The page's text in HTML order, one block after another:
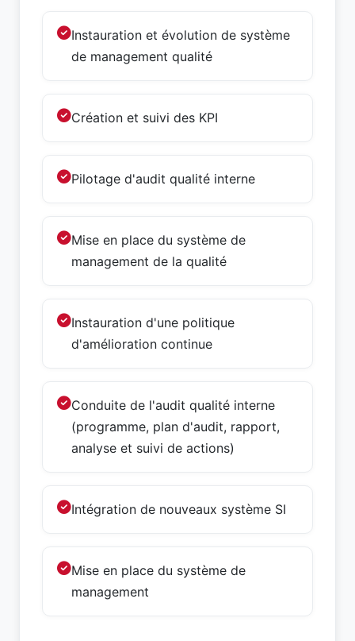
Instauration et évolution de système
de management qualité
Création et suivi des KPI
Pilotage d'audit qualité interne
Mise en place du système de
management de la qualité
Instauration d'une politique
d'amélioration continue
Conduite de l'audit qualité interne
(programme, plan d'audit, rapport,
analyse et suivi de actions)
Intégration de nouveaux système SI
Mise en place du système de
management